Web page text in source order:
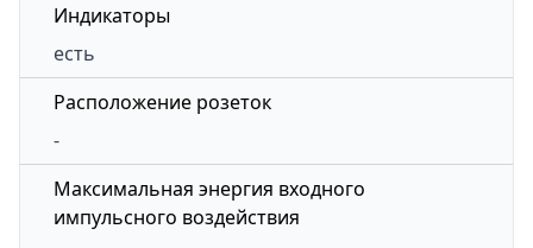
Индикаторы
есть
Расположение розеток
-
Максимальная энергия входного
импульсного воздействия